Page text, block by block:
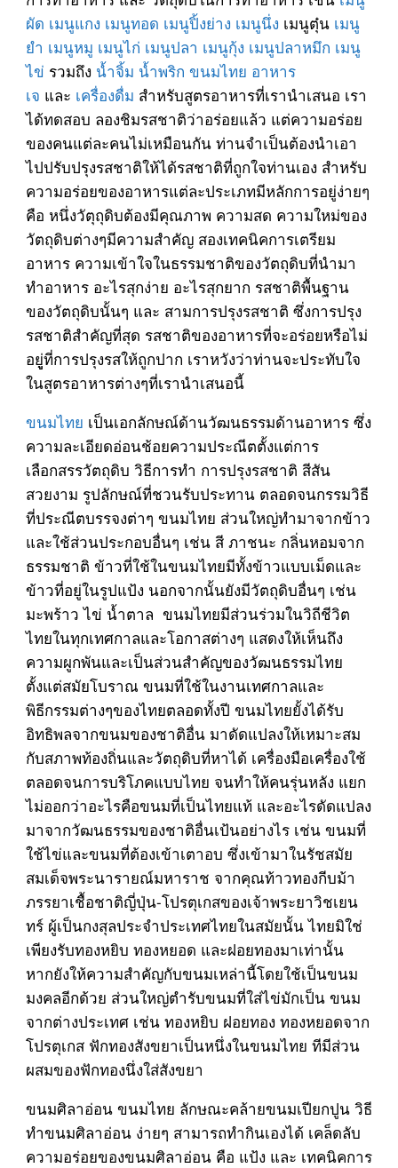
ผัด เมนูแกง เมนูทอด เมนูปิ้งย่าง เมนูนึ่ง เมนูตุ๋น เมนู
ยำ เมนูหมู เมนูไก่ เมนูปลา เมนูกุ้ง เมนูปลาหมึก เมนู
ไข่ รวมถึง น้ำจิ้ม น้ำพริก ขนมไทย อาหาร
เจ และ เครื่องดื่ม สำหรับสูตรอาหารที่เรานำเสนอ เรา
ได้ทดสอบ ลองชิมรสชาติว่าอร่อยแล้ว แต่ความอร่อย
ของคนแต่ละคนไม่เหมือนกัน ท่านจำเป็นต้องนำเอา
ไปปรับปรุงรสชาติให้ได้รสชาติที่ถูกใจท่านเอง สำหรับ
ความอร่อยของอาหารแต่ละประเภทมีหลักการอยู่ง่ายๆ
คือ หนึ่งวัตุถุดิบต้องมีคุณภาพ ความสด ความใหม่ของ
วัตถุดิบต่างๆมีความสำคัญ สองเทคนิคการเตรียม
อาหาร ความเข้าใจในธรรมชาติของวัตถุดิบที่นำมา
ทำอาหาร อะไรสุกง่าย อะไรสุกยาก รสชาติพื้นฐาน
ของวัตถุดิบนั้นๆ และ สามการปรุงรสชาติ ซึ่งการปรุง
รสชาติสำคัญที่สุด รสชาติของอาหารที่จะอร่อยหรือไม่
อยูู่ที่การปรุงรสให้ถูกปาก เราหวังว่าท่านจะประทับใจ
ในสูตรอาหารต่างๆที่เรานำเสนอนี้
ขนมไทย เป็นเอกลักษณ์ด้านวัฒนธรรมด้านอาหาร ซึ่ง
ความละเอียดอ่อนช้อยความประณีตตั้งแต่การ
เลือกสรรวัตถุดิบ วิธีการทำ การปรุงรสชาติ สีสัน
สวยงาม รูปลักษณ์ที่ชวนรับประทาน ตลอดจนกรรมวิธี
ที่ประณีตบรรจงต่าๆ ขนมไทย ส่วนใหญ่ทำมาจากข้าว
และใช้ส่วนประกอบอื่นๆ เช่น สี ภาชนะ กลิ่นหอมจาก
ธรรมชาติ ข้าวที่ใช้ในขนมไทยมีทั้งข้าวแบบเม็ดและ
ข้าวที่อยู่ในรูปแป้ง นอกจากนั้นยังมีวัตถุดิบอื่นๆ เช่น
มะพร้าว ไข่ น้ำตาล ขนมไทยมีส่วนร่วมในวิถีชีวิต
ไทยในทุกเทศกาลและโอกาสต่างๆ แสดงให้เห็นถึง
ความผูกพันและเป็นส่วนสำคัญของวัฒนธรรมไทย
ตั้งแต่สมัยโบราณ ขนมที่ใช้ในงานเทศกาลและ
พิธีกรรมต่างๆของไทยตลอดทั้งปี ขนมไทยยั้งได้รับ
อิทธิพลจากขนมของชาติอื่น มาดัดแปลงให้เหมาะสม
กับสภาพท้องถิ่นและวัตถุดิบที่หาได้ เครื่องมือเครื่องใช้
ตลอดจนการบริโภคแบบไทย จนทำให้คนรุ่นหลัง แยก
ไม่ออกว่าอะไรคือขนมที่เป็นไทยแท้ และอะไรดัดแปลง
มาจากวัฒนธรรมของชาติอื่นเป้นอย่างไร เช่น ขนมที่
ใช้ไข่และขนมที่ต้องเข้าเตาอบ ซึ่งเข้ามาในรัชสมัย
สมเด็จพระนารายณ์มหาราช จากคุณท้าวทองกีบม้า
ภรรยาเชื้อชาติญี่ปุ่น-โปรตุเกสของเจ้าพระยาวิชเยน
ทร์ ผู้เป็นกงสุลประจำประเทศไทยในสมัยนั้น ไทยมิใช่
เพียงรับทองหยิบ ทองหยอด และฝอยทองมาเท่านั้น
หากยังให้ความสำคัญกับขนมเหล่านี้โดยใช้เป็นขนม
มงคลอีกด้วย ส่วนใหญ่ตำรับขนมที่ใส่ไข่มักเป็น ขนม
จากต่างประเทศ เช่น ทองหยิบ ฝอยทอง ทองหยอดจาก
โปรตุเกส ฟักทองสังขยาเป็นหนึ่งในขนมไทย ทีมีส่วน
ผสมของฟักทองนึ่งใส่สังขยา
ขนมศิลาอ่อน ขนมไทย ลักษณะคล้ายขนมเปียกปูน วิธี
ทำขนมศิลาอ่อน ง่ายๆ สามารถทำกินเองได้ เคล็ดลับ
ความอร่อยของขนมศิลาอ่อน คือ แป้ง และ เทคนิคการ